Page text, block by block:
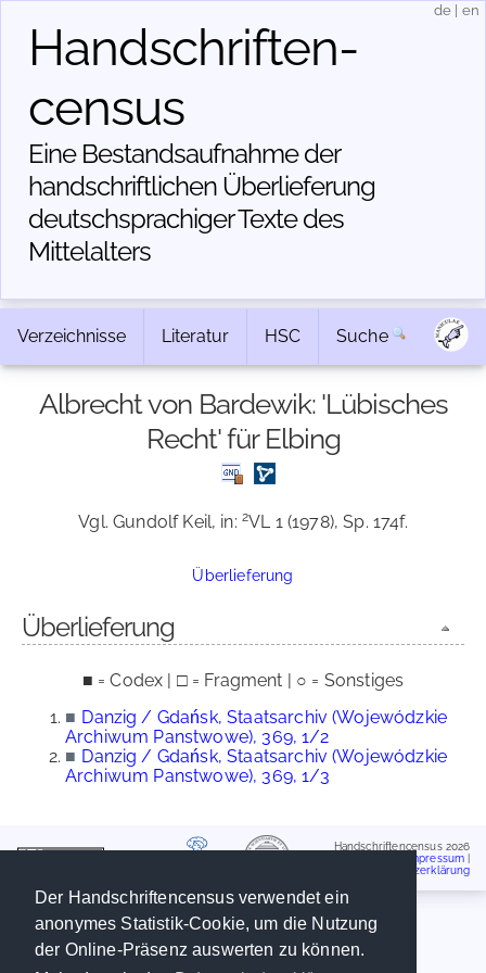
Der Handschriftencensus verwendet ein
anonymes Statistik-Cookie, um die Nutzung
der Online-Präsenz auswerten zu können.
Handschriften­
census
Eine Bestandsaufnahme der
handschriftlichen Über­lieferung
deutschsprachiger Texte des
Mittelalters
de en
Verzeichnisse Literatur HSC Suche
Albrecht von Bardewik: 'Lübisches
Recht' für Elbing
Vgl. Gundolf Keil, in: 2VL 1 (1978), Sp. 174f.
Überlieferung
Überlieferung
■ = Codex | □ = Fragment | ○ = Sonstiges
■ Danzig / Gdańsk, Staatsarchiv (Wojewódzkie
Archiwum Panstwowe), 369, 1/2
■ Danzig / Gdańsk, Staatsarchiv (Wojewódzkie
Archiwum Panstwowe), 369, 1/3
Handschriftencensus 2026
Impressum
Datenschutzerklärung